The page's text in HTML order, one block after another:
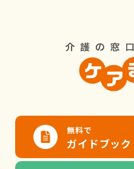
無料で
ガイドブッ